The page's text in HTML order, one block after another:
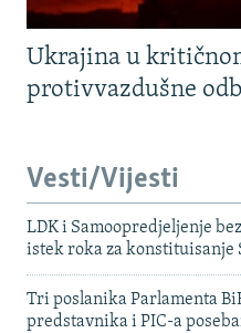
Ukrajina u
protivvazdušne
Vesti/Vijesti
LDK i Samoopredjeljenje
istek roka za konstituisanje
Tri poslanika Parlamenta
predstavnika i PIC-a